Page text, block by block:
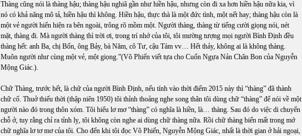
Thàng cũng nói là thàng hậu; thàng hậu nghiã gần như hiền hậu, nhưng còn đi xa hơn hiền hậu nữa kia, vì
nó có khả năng mô tả, hiền hậu thì không. Hiền hậu, thực thà là một đức tình, một nết hay; thàng hậu còn là
một vẻ người hiển hiện ra bên ngoài, trông rõ mồm một. Người thàng, thàng từ tiếng cười giọng nói, nét
mặt, thàng đi. Mà người thàng thì trời ơi, trong trí nhớ của tôi, tôi mường tượng mọi người Bình Định đều
thàng hết: anh Ba, chị Bốn, ông Bảy, bà Năm, cô Tư, cậu Tám vv… Hết thảy, không ai là không thàng.
Muôn người như cùng một vẻ, một giọng.”(Võ Phiến viết tựa cho Cuốn Ngựa Nản Chân Bon của Nguyễn
Mộng Giác.).
Chữ Thàng, trước hết, là chữ của người Bình Định, nếu tính vào thời điểm 2015 này thì “thàng” đã thành
chữ cổ. Thuở thiếu thời (thập niên 1950) tôi thỉnh thoảng nghe song thân tôi dùng chữ “thàng” để nói về một
người nào đó trong thôn xóm. Tôi hiểu lơ mơ “thàng” có nghĩa là hiền, là… thàng. Sau đó do việc di chuyển
chỗ ở, tuy rằng chỉ ra tỉnh lỵ, tôi không còn nghe ai dùng chữ thàng nữa. Rồi chữ thàng biến mất trong mớ
chữ nghĩa lơ tơ mơ của tôi. Cho đến khi tôi đọc Võ Phiến, Nguyễn Mộng Giác, nhất là thời gian ở hải ngoại,